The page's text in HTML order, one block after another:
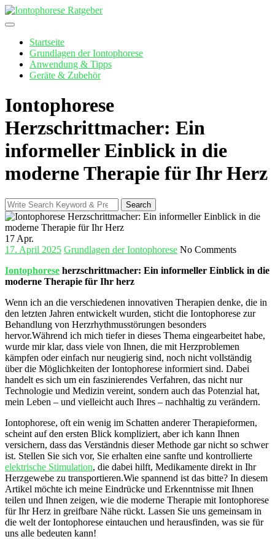
Skip
to
Startseite
Grundlagen der Iontophorese
Anwendung & Tipps
Geräte & Zubehör
Iontophorese
Herzschrittmacher: Ein
informeller Einblick in die
moderne Therapie für Ihr Herz
Search
for:
Search
17 Apr.
17. April 2025 Grundlagen der Iontophorese No Comments
Iontophorese ⁣herzschrittmacher: Ein informeller Einblick in die
moderne Therapie für Ihr herz
Wenn ich an die verschiedenen innovativen‍ Therapien denke, die in
den letzten Jahren entwickelt⁣ wurden, sticht die Iontophorese zur
Behandlung von Herzrhythmusstörungen besonders
hervor.Während ich ⁢mich tiefer in dieses Thema eingearbeitet habe,
wurde mir klar, dass ‌viele ⁢von Ihnen, die ‍mit Herzproblemen
kämpfen oder einfach nur neugierig sind, noch nicht vollständig
über die Möglichkeiten der Iontophorese ‍informiert sind. Dabei
handelt es sich um ein faszinierendes Verfahren, das nicht⁤ nur
Technologie‍ und Medizin vereint, sondern⁢ auch⁤ das Potenzial hat,
mein Leben ⁣– und vielleicht auch Ihres – nachhaltig zu verändern.
Iontophorese, oft ein ‌wenig im‍ Schatten anderer Therapieformen,
scheint auf den ersten Blick kompliziert, aber ich kann Ihnen
versichern, dass das Verständnis dieser Methode gar nicht so schwer
ist. Stellen Sie sich vor, Sie erhalten eine sanfte und kontrollierte
elektrische Stimulation, die dabei ⁢hilft, Medikamente direkt ‌in Ihr
Herzgewebe zu transportieren.Wie spannend‌ ist das bitte? In diesem
Artikel⁢ möchte ich meine Eindrücke und Erkenntnisse mit Ihnen
teilen ‌und Ihnen zeigen, wie die moderne Therapie ⁢mit Iontophorese
für Ihr Herz in greifbare Nähe‌ rückt. Lassen Sie uns gemeinsam in
die welt der Iontophorese eintauchen und herausfinden, was sie für
uns alle bedeuten ‍kann!